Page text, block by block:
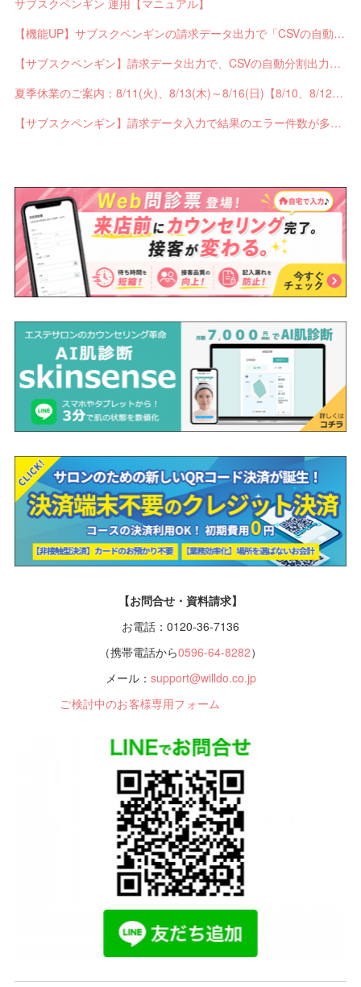
【機能UP】サブスクペンギンの請求データ出力で「CSVの自動分割出力」と「出力ステータスの確認」ができるようになりました！
【サブスクペンギン】請求データ出力で、CSVの自動分割出力と出力ステータスの確認ができるようになりました。
夏季休業のご案内：8/11(火)、8/13(木)～8/16(日)【8/10、8/12は通常営業】
【サブスクペンギン】請求データ入力で結果のエラー件数が多い場合に応答不能になるバグを修正しました。
【お問合せ・資料請求】
お電話：0120-36-7136
（携帯電話から0596-64-8282）
メール： support@willdo.co.jp
ご検討中のお客様専用フォーム